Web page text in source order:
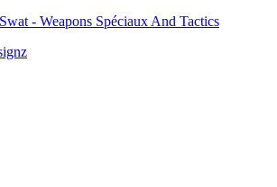
Swat - Weapons Spéciaux And Tactics